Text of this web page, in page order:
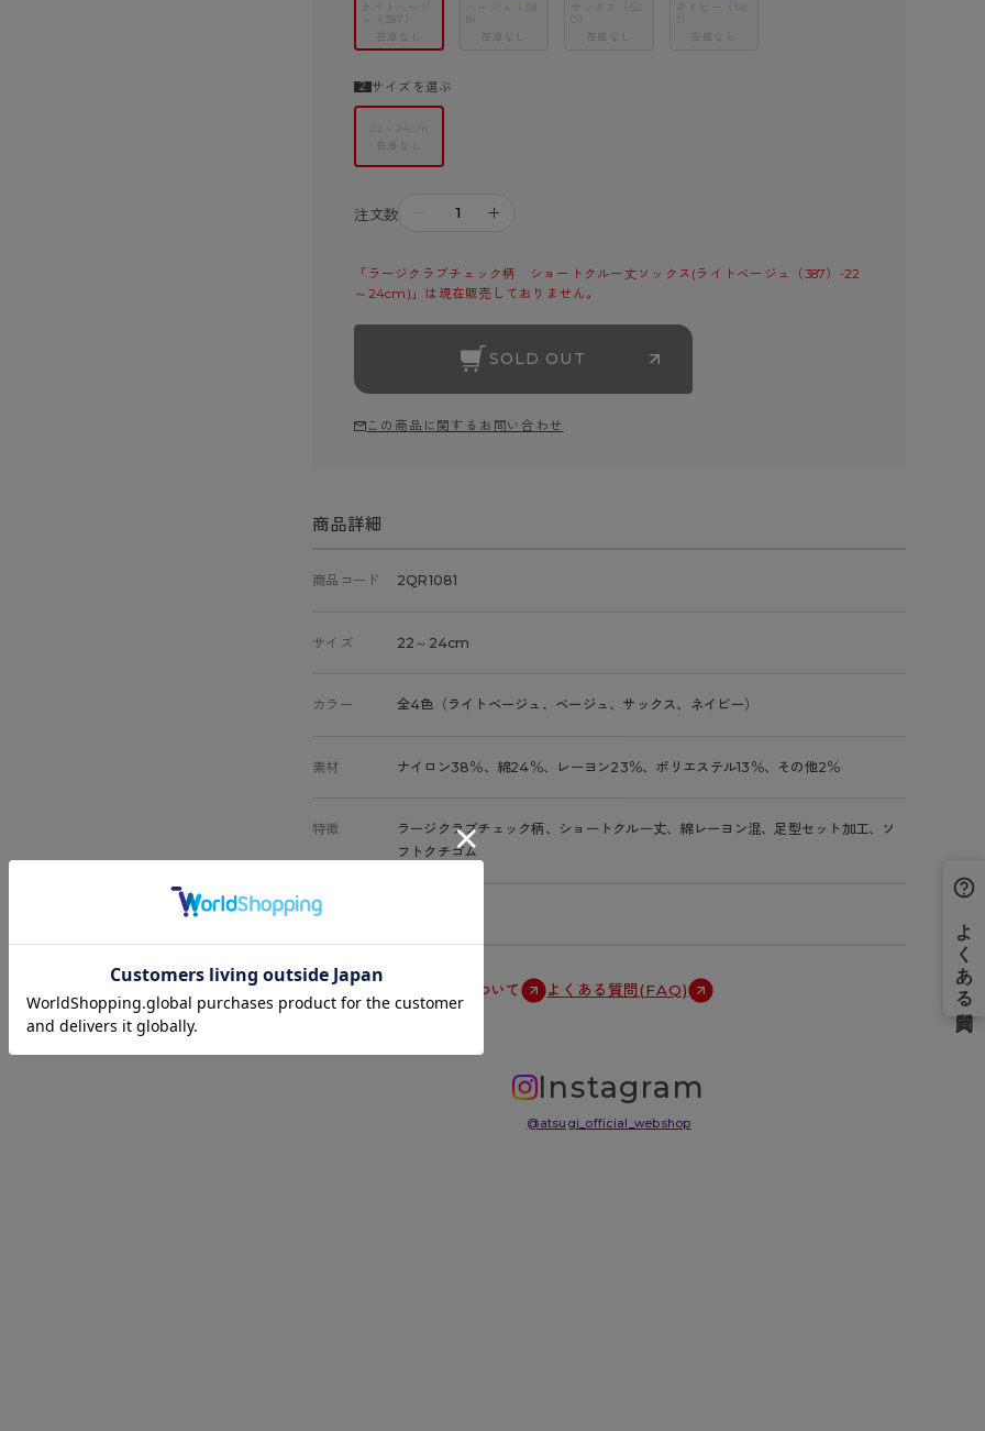
ュ（387）
在庫なし
ベージュ（38
8）
在庫なし
サックス（52
在庫なし
ネイビー（58
1）
在庫なし
サイズを選ぶ
22～24cm
在庫なし
注文数 ＋
「ラージクラブチェック柄　ショートクルー丈ソックス(ライトベージュ（387）-22
～24cm)」は現在販売しておりません。
SOLD OUT
この商品に関するお問い合わせ
商品詳細
商品コード 2QR1081
サイズ 22～24cm
カラー 全4色（ライトベージュ、ベージュ、サックス、ネイビー）
素材 ナイロン38％、綿24％、レーヨン23％、ポリエステル13％、その他2％
特徴
ラージクラブチェック柄、ショートクルー丈、綿レーヨン混、足型セット加工、ソ
フトクチゴム
原産国
サイズ表 洗濯表示について よくある質問(FAQ)
Instagram
@atsugi_official_webshop